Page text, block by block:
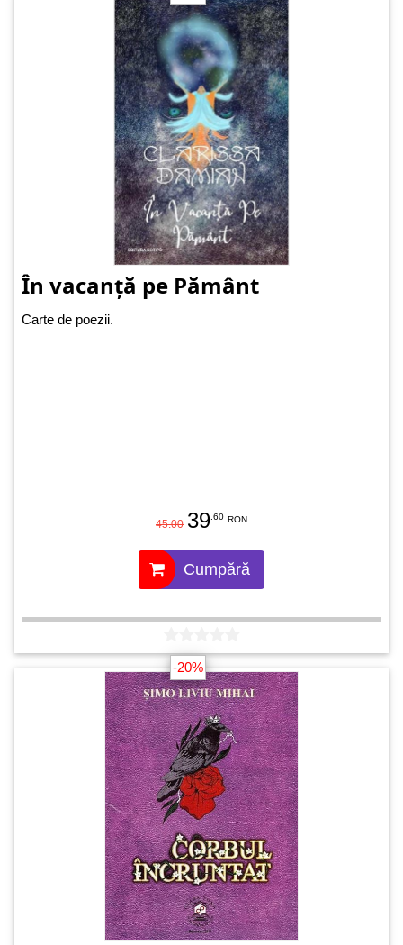
În vacanță pe Pământ
Carte de poezii.
45.00 39 .60 RON
Cumpără
-20%